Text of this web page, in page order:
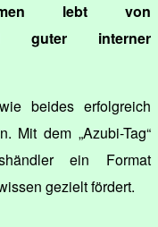
lebt von
guter interner
beides erfolgreich
Mit dem „Azubi-Tag“
ein Format
gezielt fördert.